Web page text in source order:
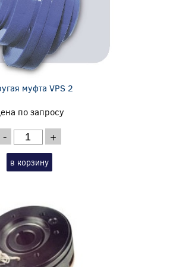
муфта VPS 2
по запросу
- +
в корзину